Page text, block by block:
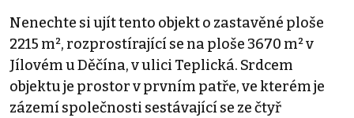
Nenechte si ujít tento objekt o zastavěné ploše
2215 m², rozprostírající se na ploše 3670 m² v
Jílovém u Děčína, v ulici Teplická. Srdcem
objektu je prostor v prvním patře, ve kterém je
zázemí společnosti sestávající se ze čtyř